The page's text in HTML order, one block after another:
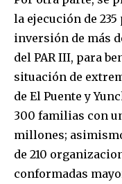
la ejecución de
inversión de más
del PAR III, para
situación de
de El Puente y
300 familias con
millones;
de 210
conformadas